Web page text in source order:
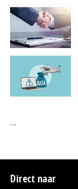
...
Footer
Direct naar